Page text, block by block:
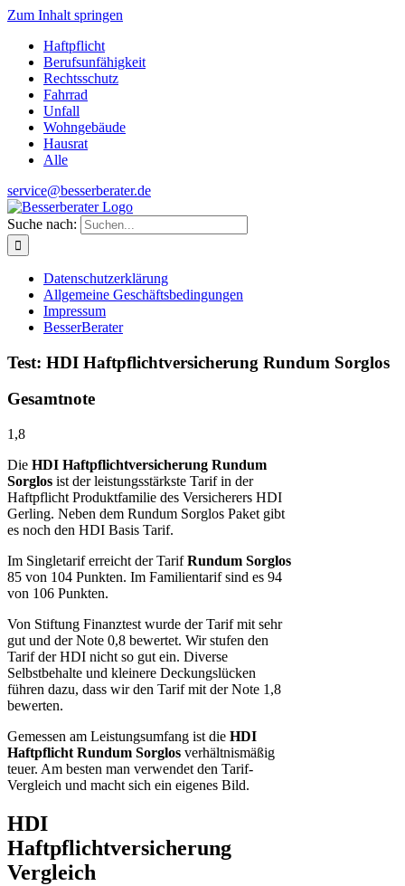
Zum Inhalt springen
Haftpflicht
Berufsunfähigkeit
Rechtsschutz
Fahrrad
Unfall
Wohngebäude
Hausrat
Alle
service@besserberater.de
Suche nach:
Datenschutzerklärung
Allgemeine Geschäftsbedingungen
Impressum
BesserBerater
Test: HDI Haftpflichtversicherung Rundum Sorglos
Gesamtnote
1,8
Die HDI Haftpflichtversicherung Rundum
Sorglos ist der leistungsstärkste Tarif in der
Haftpflicht Produktfamilie des Versicherers HDI
Gerling. Neben dem Rundum Sorglos Paket gibt
es noch den HDI Basis Tarif.
Im Singletarif erreicht der TarifRundum Sorglos
85 von 104 Punkten. Im Familientarif sind es 94
von 106 Punkten.
Von Stiftung Finanztest wurde der Tarif mit sehr
gut und der Note 0,8 bewertet. Wir stufen den
Tarif der HDI nicht so gut ein. Diverse
Selbstbehalte und kleinere Deckungslücken
führen dazu, dass wir den Tarif mit der Note 1,8
bewerten.
Gemessen am Leistungsumfang ist die HDI
Haftpflicht Rundum Sorglos verhältnismäßig
teuer. Am besten man verwendet den Tarif-
Vergleich und macht sich ein eigenes Bild.
HDI
Haftpflichtversicherung
Vergleich